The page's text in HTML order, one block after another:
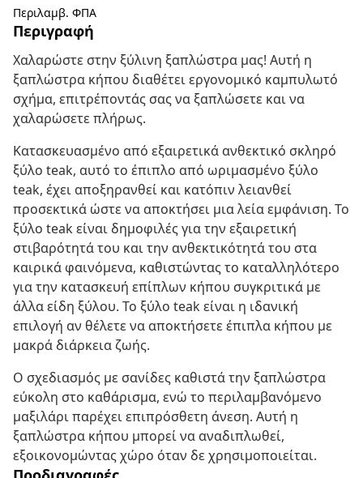
Περιλαμβ. ΦΠΑ
Περιγραφή
Χαλαρώστε στην ξύλινη ξαπλώστρα μας! Αυτή η
ξαπλώστρα κήπου διαθέτει εργονομικό καμπυλωτό
σχήμα, επιτρέποντάς σας να ξαπλώσετε και να
χαλαρώσετε πλήρως.
Κατασκευασμένο από εξαιρετικά ανθεκτικό σκληρό
ξύλο teak, αυτό το έπιπλο από ωριμασμένο ξύλο
teak, έχει αποξηρανθεί και κατόπιν λειανθεί
προσεκτικά ώστε να αποκτήσει μια λεία εμφάνιση. Το
ξύλο teak είναι δημοφιλές για την εξαιρετική
στιβαρότητά του και την ανθεκτικότητά του στα
καιρικά φαινόμενα, καθιστώντας το καταλληλότερο
για την κατασκευή επίπλων κήπου συγκριτικά με
άλλα είδη ξύλου. Το ξύλο teak είναι η ιδανική
επιλογή αν θέλετε να αποκτήσετε έπιπλα κήπου με
μακρά διάρκεια ζωής.
Ο σχεδιασμός με σανίδες καθιστά την ξαπλώστρα
εύκολη στο καθάρισμα, ενώ το περιλαμβανόμενο
μαξιλάρι παρέχει επιπρόσθετη άνεση. Αυτή η
ξαπλώστρα κήπου μπορεί να αναδιπλωθεί,
εξοικονομώντας χώρο όταν δε χρησιμοποιείται.